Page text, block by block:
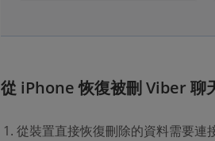
從 iPhone 恢復被刪 Viber 聊
從裝置直接恢復刪除的資料需要